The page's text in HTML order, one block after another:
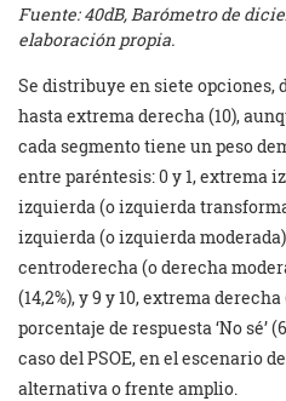
Fuente: 40dB, Barómetro de
elaboración propia.
Se distribuye en siete opciones,
hasta extrema derecha (10),
cada segmento tiene un peso
entre paréntesis: 0 y 1, extrema
izquierda (o izquierda
izquierda (o izquierda moderada)
centroderecha (o derecha
(14,2%), y 9 y 10, extrema
porcentaje de respuesta ‘No sé’
caso del PSOE, en el escenario
alternativa o frente amplio.